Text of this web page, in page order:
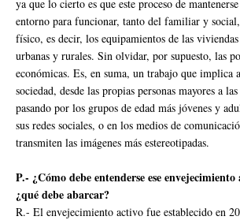
ya que lo cierto es que este proceso de
entorno para funcionar, tanto del familiar y
físico, es decir, los equipamientos de las
urbanas y rurales. Sin olvidar, por supuesto, las
económicas. Es, en suma, un trabajo que implica
sociedad, desde las propias personas mayores a
pasando por los grupos de edad más jóvenes y
sus redes sociales, o en los medios de
transmiten las imágenes más estereotipadas.
P.- ¿Cómo debe entenderse ese
¿qué debe abarcar?
R.- El envejecimiento activo fue establecido en